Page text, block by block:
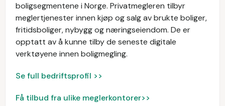
boligsegmentene i Norge. Privatmegleren tilbyr
meglertjenester innen kjøp og salg av brukte boliger,
fritidsboliger, nybygg og næringseiendom. De er
opptatt av å kunne tilby de seneste digitale
verktøyene innen boligmegling.
Se full bedriftsprofil >>
Få tilbud fra ulike meglerkontorer>>